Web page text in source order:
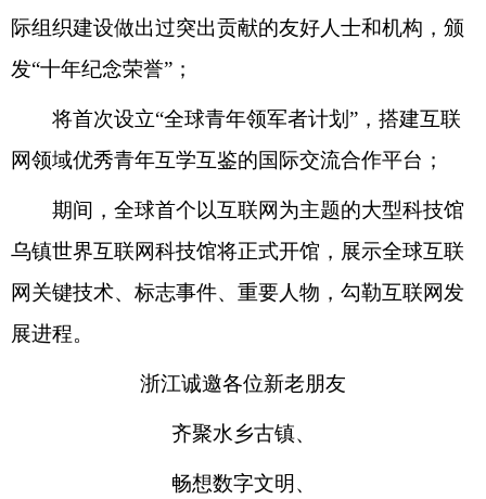
际组织建设做出过突出贡献的友好人士和机构，颁
发“十年纪念荣誉”；
将首次设立“全球青年领军者计划”，搭建互联
网领域优秀青年互学互鉴的国际交流合作平台；
期间，全球首个以互联网为主题的大型科技馆
乌镇世界互联网科技馆将正式开馆，展示全球互联
网关键技术、标志事件、重要人物，勾勒互联网发
展进程。
浙江诚邀各位新老朋友
齐聚水乡古镇、
畅想数字文明、